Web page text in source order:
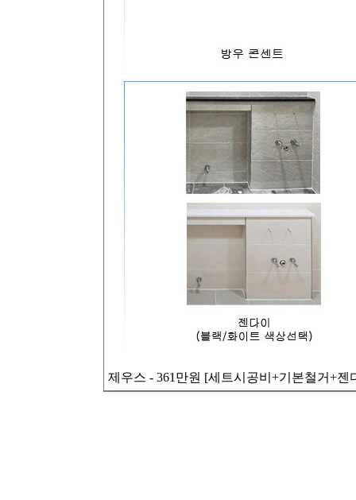
제우스 - 361만원 [세트시공비+기본철거+